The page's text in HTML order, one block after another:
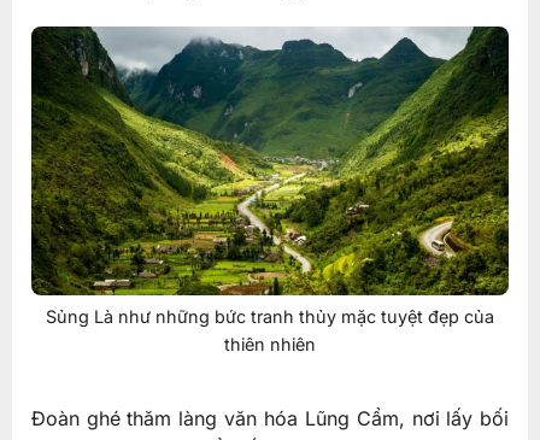
Sủng Là như những bức tranh thủy mặc tuyệt đẹp của
thiên nhiên
Đoàn ghé thăm làng văn hóa Lũng Cẩm, nơi lấy bối